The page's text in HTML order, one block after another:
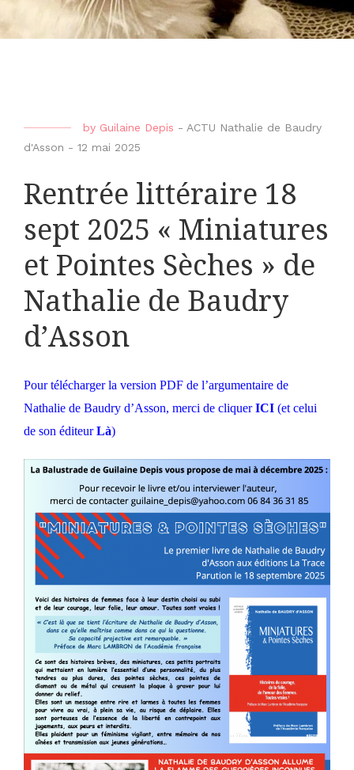
by Guilaine Depis - ACTU Nathalie de Baudry
d'Asson - 12 mai 2025
Rentrée littéraire 18
sept 2025 « Miniatures
et Pointes Sèches » de
Nathalie de Baudry
d’Asson
Pour télécharger la version PDF de l’argumentaire de
Nathalie de Baudry d’Asson, merci de cliquer ICI (et celui
de son éditeurLà)